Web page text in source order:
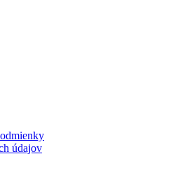
údajov